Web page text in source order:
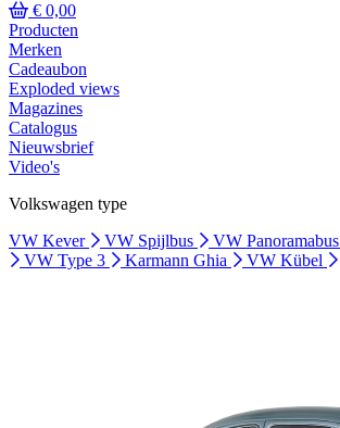
€ 0,00
Producten
Merken
Cadeaubon
Exploded views
Magazines
Catalogus
Nieuwsbrief
Video's
Volkswagen type
VW Kever
VW Spijlbus VW Panoramabus
VW Type 3
Karmann Ghia VW Kübel